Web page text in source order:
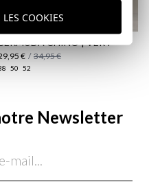
CHINO | VERT
€ / 34,95 €
50 52
Newsletter
LES COOKIES